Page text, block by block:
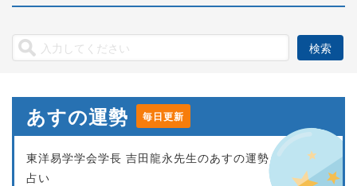
あすの運勢 毎日更新
東洋易学学会学長 吉田龍永先生のあすの運勢
占い